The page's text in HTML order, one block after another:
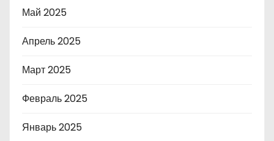
Май 2025
Апрель 2025
Март 2025
Февраль 2025
Январь 2025